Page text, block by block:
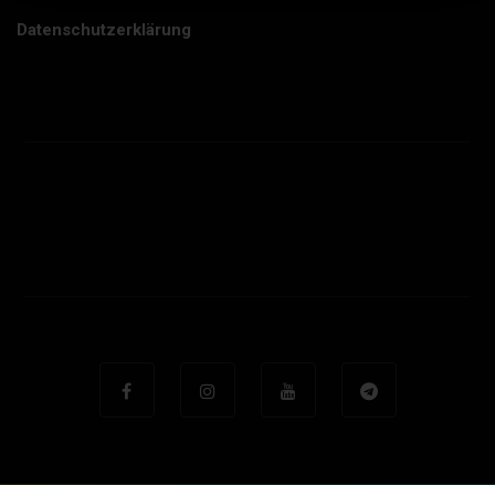
Datenschutzerklärung